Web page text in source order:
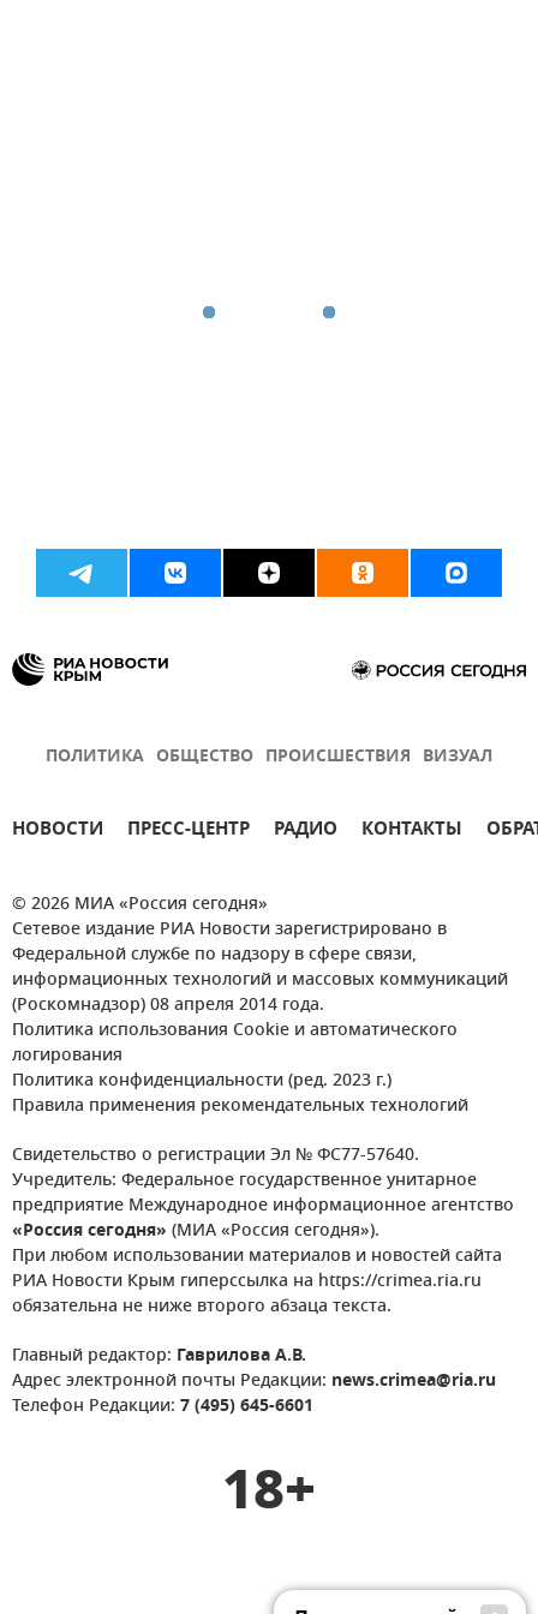
ПОЛИТИКА ОБЩЕСТВО ПРОИСШЕСТВИЯ ВИЗУАЛ
НОВОСТИ ПРЕСС-ЦЕНТР РАДИО КОНТАКТЫ
© 2026 МИА «Россия сегодня»
Сетевое издание РИА Новости зарегистрировано в
Федеральной службе по надзору в сфере связи,
информационных технологий и массовых коммуникаций
(Роскомнадзор) 08 апреля 2014 года.
Политика использования Cookie и автоматического
логирования
Политика конфиденциальности (ред. 2023 г.)
Правила применения рекомендательных технологий
Свидетельство о регистрации Эл № ФС77-57640.
Учредитель: Федеральное государственное унитарное
предприятие Международное информационное агентство
«Россия сегодня» (МИА «Россия сегодня»).
При любом использовании материалов и новостей сайта
РИА Новости Крым гиперссылка на https://crimea.ria.ru
обязательна не ниже второго абзаца текста.
Главный редактор: Гаврилова А.В.
Адрес электронной почты Редакции: news.crimea@ria.ru
Телефон Редакции: 7 (495) 645-6601
18+